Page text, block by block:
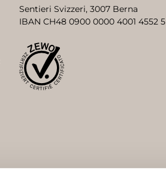
Sentieri Svizzeri, 3007 Berna
IBAN CH48 0900 0000 4001 4552 5